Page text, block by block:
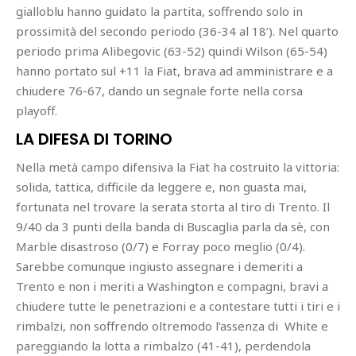
gialloblu hanno guidato la partita, soffrendo solo in
prossimità del secondo periodo (36-34 al 18’). Nel quarto
periodo prima Alibegovic (63-52) quindi Wilson (65-54)
hanno portato sul +11 la Fiat, brava ad amministrare e a
chiudere 76-67, dando un segnale forte nella corsa
playoff.
LA DIFESA DI TORINO
Nella metà campo difensiva la Fiat ha costruito la vittoria:
solida, tattica, difficile da leggere e, non guasta mai,
fortunata nel trovare la serata storta al tiro di Trento. Il
9/40 da 3 punti della banda di Buscaglia parla da sè, con
Marble disastroso (0/7) e Forray poco meglio (0/4).
Sarebbe comunque ingiusto assegnare i demeriti a
Trento e non i meriti a Washington e compagni, bravi a
chiudere tutte le penetrazioni e a contestare tutti i tiri e i
rimbalzi, non soffrendo oltremodo l’assenza di White e
pareggiando la lotta a rimbalzo (41-41), perdendola